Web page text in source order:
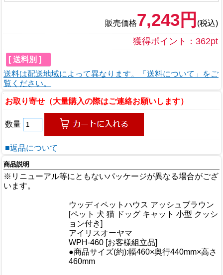
販売価格7,243円 (税込)
獲得ポイント：362pt
[ 送料別 ]
送料は配送地域によって異なります。「送料について」をご
覧ください。
お取り寄せ（大量購入の際はご連絡お願いします）
数量
■返品について
商品説明
※リニューアル等にともないパッケージが異なる場合がござ
います。
ウッディペットハウス アッシュブラウン
[ペット 犬 猫 ドッグ キャット 小型 クッシ
ョン付き]
アイリスオーヤマ
WPH-460 [お客様組立品]
●商品サイズ(約):幅460×奥行440mm×高さ
460mm